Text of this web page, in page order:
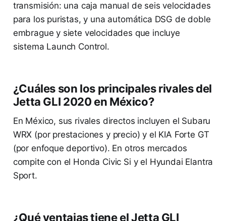
transmisión: una caja manual de seis velocidades
para los puristas, y una automática DSG de doble
embrague y siete velocidades que incluye
sistema Launch Control.
¿Cuáles son los principales rivales del
Jetta GLI 2020 en México?
En México, sus rivales directos incluyen el Subaru
WRX (por prestaciones y precio) y el KIA Forte GT
(por enfoque deportivo). En otros mercados
compite con el Honda Civic Si y el Hyundai Elantra
Sport.
¿Qué ventajas tiene el Jetta GLI